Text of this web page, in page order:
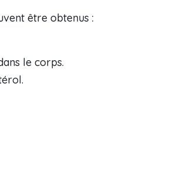
être obtenus :
le corps.